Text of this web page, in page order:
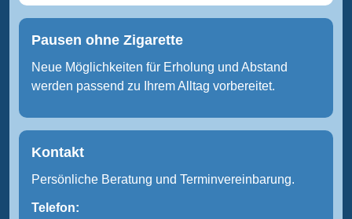
Pausen ohne Zigarette
Neue Möglichkeiten für Erholung und Abstand
werden passend zu Ihrem Alltag vorbereitet.
Kontakt
Persönliche Beratung und Terminvereinbarung.
Telefon: